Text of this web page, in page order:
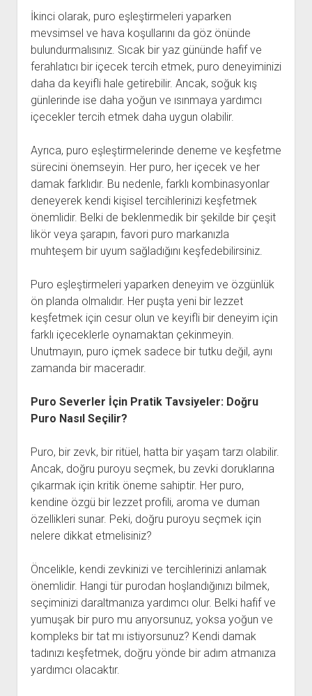
İkinci olarak, puro eşleştirmeleri yaparken
mevsimsel ve hava koşullarını da göz önünde
bulundurmalısınız. Sıcak bir yaz gününde hafif ve
ferahlatıcı bir içecek tercih etmek, puro deneyiminizi
daha da keyifli hale getirebilir. Ancak, soğuk kış
günlerinde ise daha yoğun ve ısınmaya yardımcı
içecekler tercih etmek daha uygun olabilir.
Ayrıca, puro eşleştirmelerinde deneme ve keşfetme
sürecini önemseyin. Her puro, her içecek ve her
damak farklıdır. Bu nedenle, farklı kombinasyonlar
deneyerek kendi kişisel tercihlerinizi keşfetmek
önemlidir. Belki de beklenmedik bir şekilde bir çeşit
likör veya şarapın, favori puro markanızla
muhteşem bir uyum sağladığını keşfedebilirsiniz.
Puro eşleştirmeleri yaparken deneyim ve özgünlük
ön planda olmalıdır. Her puşta yeni bir lezzet
keşfetmek için cesur olun ve keyifli bir deneyim için
farklı içeceklerle oynamaktan çekinmeyin.
Unutmayın, puro içmek sadece bir tutku değil, aynı
zamanda bir maceradır.
Puro Severler İçin Pratik Tavsiyeler: Doğru
Puro Nasıl Seçilir?
Puro, bir zevk, bir ritüel, hatta bir yaşam tarzı olabilir.
Ancak, doğru puroyu seçmek, bu zevki doruklarına
çıkarmak için kritik öneme sahiptir. Her puro,
kendine özgü bir lezzet profili, aroma ve duman
özellikleri sunar. Peki, doğru puroyu seçmek için
nelere dikkat etmelisiniz?
Öncelikle, kendi zevkinizi ve tercihlerinizi anlamak
önemlidir. Hangi tür purodan hoşlandığınızı bilmek,
seçiminizi daraltmanıza yardımcı olur. Belki hafif ve
yumuşak bir puro mu arıyorsunuz, yoksa yoğun ve
kompleks bir tat mı istiyorsunuz? Kendi damak
tadınızı keşfetmek, doğru yönde bir adım atmanıza
yardımcı olacaktır.